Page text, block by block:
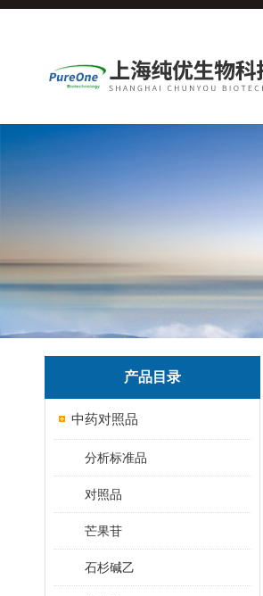
产品目录
中药对照品
分析标准品
对照品
芒果苷
石杉碱乙